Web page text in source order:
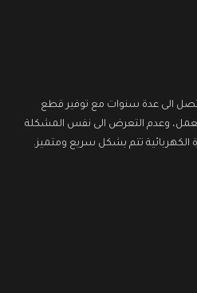
تصل الى عدة سنوات مع توفير قطع
وعدم التعرض الى نفس المشكلة
الكهربائية تتم بشكل سريع ومتميز.